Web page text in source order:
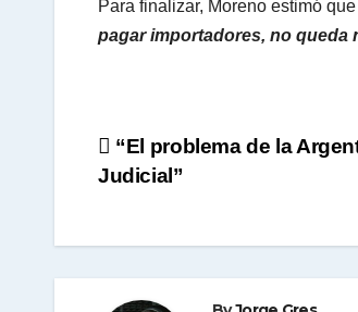
Para finalizar, Moreno estimó que
pagar importadores, no queda
Navegación
entradas
“El problema de la
Judicial”